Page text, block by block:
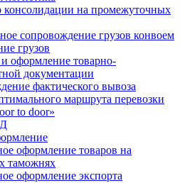
консолидации на промежуточных
сопровождение грузов конвоем
грузов
оформление товарно-
документации
фактического вывоза
маршрута перевозки
to door»
оформление товаров на
таможнях
оформление экспорта